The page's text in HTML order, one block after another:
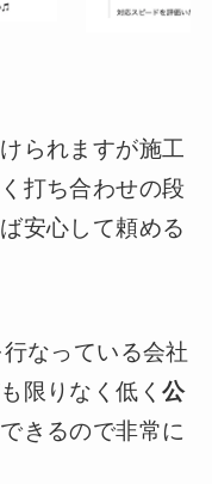
られますが施工
打ち合わせの段
安心して頼める
なっている会社
限りなく低く 公
きるので非常に